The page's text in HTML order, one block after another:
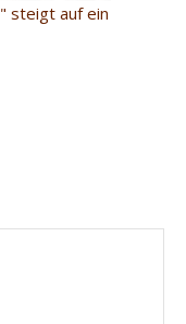
steigt auf ein